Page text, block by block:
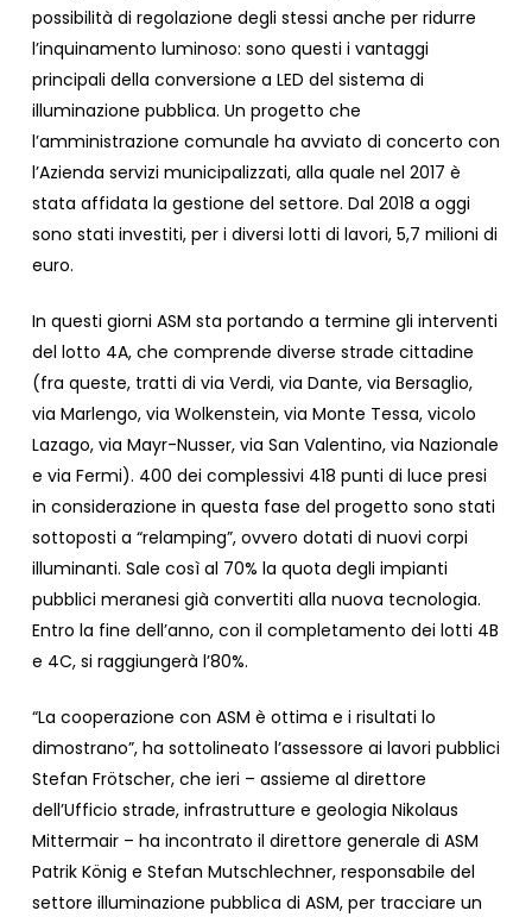
possibilità di regolazione degli stessi anche per ridurre
l’inquinamento luminoso: sono questi i vantaggi
principali della conversione a LED del sistema di
illuminazione pubblica. Un progetto che
l’amministrazione comunale ha avviato di concerto con
l’Azienda servizi municipalizzati, alla quale nel 2017 è
stata affidata la gestione del settore. Dal 2018 a oggi
sono stati investiti, per i diversi lotti di lavori, 5,7 milioni di
euro.
In questi giorni ASM sta portando a termine gli interventi
del lotto 4A, che comprende diverse strade cittadine
(fra queste, tratti di via Verdi, via Dante, via Bersaglio,
via Marlengo, via Wolkenstein, via Monte Tessa, vicolo
Lazago, via Mayr-Nusser, via San Valentino, via Nazionale
e via Fermi). 400 dei complessivi 418 punti di luce presi
in considerazione in questa fase del progetto sono stati
sottoposti a “relamping”, ovvero dotati di nuovi corpi
illuminanti. Sale così al 70% la quota degli impianti
pubblici meranesi già convertiti alla nuova tecnologia.
Entro la fine dell’anno, con il completamento dei lotti 4B
e 4C, si raggiungerà l’80%.
“La cooperazione con ASM è ottima e i risultati lo
dimostrano”, ha sottolineato l’assessore ai lavori pubblici
Stefan Frötscher, che ieri – assieme al direttore
dell’Ufficio strade, infrastrutture e geologia Nikolaus
Mittermair – ha incontrato il direttore generale di ASM
Patrik König e Stefan Mutschlechner, responsabile del
settore illuminazione pubblica di ASM, per tracciare un